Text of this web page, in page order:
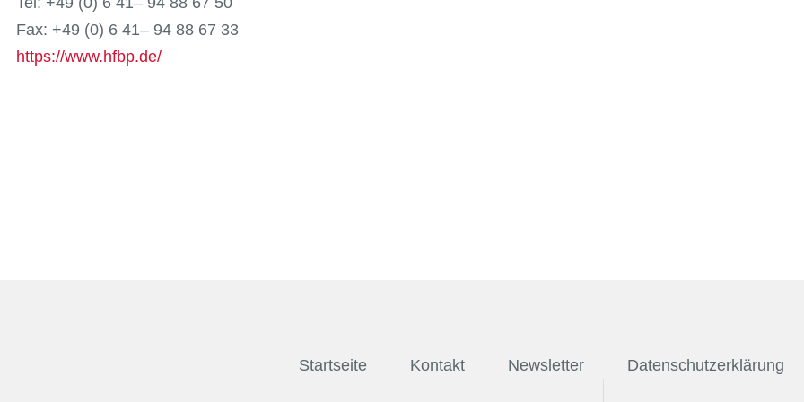
Fax: +49 (0) 6 41– 94 88 67 33
https://www.hfbp.de/
Startseite Kontakt Newsletter Datenschutzerklärung